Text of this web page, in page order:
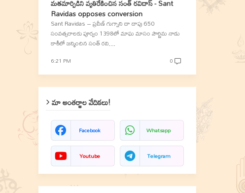
మతమార్పిడిని వ్యతిరేకించిన సంత్‌ రవిదాస్‌ - Sant
Ravidas opposes conversion
Sant Ravidas – ప్రవీణ్‌ గుగ్నాని దా దాపు 650
సంవత్సరాలకు పూర్వం 1398లో మాఘ మాసం పౌర్ణిమ నాడు
కాశీలో జన్మించిన సంత్‌ రవి…
6:21 PM 0
మా అంతర్జాల వేదికలు!
Facebook Whatsapp
Youtube Telegram